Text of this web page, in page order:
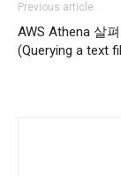
Previous article
AWS Athena 살
(Querying a text